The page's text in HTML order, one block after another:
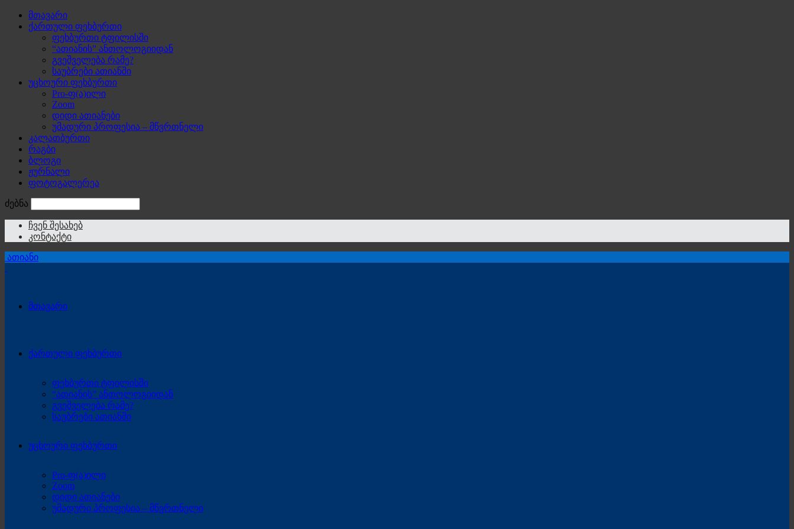
მთავარი
ქართული ფეხბურთი
ფეხბურთი ტფილისში
“ათიანის” ანთოლოგიიდან
გვეშველება რამე?
საუბრები ათიანში
უცხოური ფეხბურთი
Pro-ფ(ა)ილი
Zoom
დიდი ათიანები
უმადური პროფესია – მწვრთნელი
კალათბურთი
რაგბი
ბლოგი
ჟურნალი
ფოტოგალერეა
ძებნა
ჩვენ შესახებ
კონტაქტი
ათიანი
მთავარი
ქართული ფეხბურთი
ფეხბურთი ტფილისში
“ათიანის” ანთოლოგიიდან
გვეშველება რამე?
საუბრები ათიანში
უცხოური ფეხბურთი
Pro-ფ(ა)ილი
Zoom
დიდი ათიანები
უმადური პროფესია – მწვრთნელი